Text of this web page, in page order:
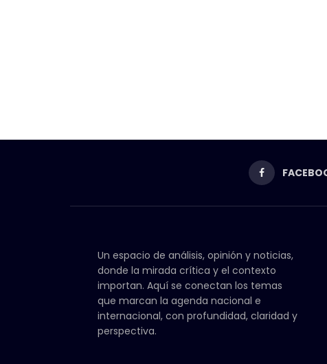
Un espacio de análisis, opinión y noticias,
donde la mirada crítica y el contexto
importan. Aquí se conectan los temas
que marcan la agenda nacional e
internacional, con profundidad, claridad y
perspectiva.